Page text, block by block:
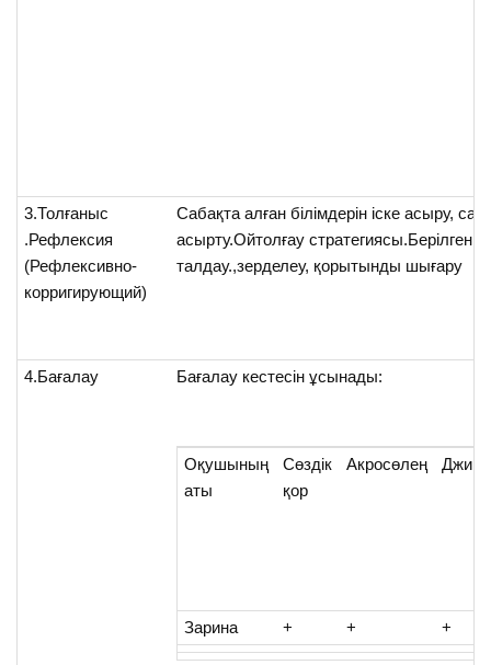
3.Толғаныс
.Рефлексия
(Рефлексивно-
корригирующий)
Сабақта алған білімдерін іске асыру,
асырту.Ойтолғау стратегиясы.Берілген
талдау.,зерделеу, қорытынды шығару
4.Бағалау Бағалау кестесін ұсынады:
Оқушының
аты
Сөздік
қор
Акросөлең
Зарина + + +